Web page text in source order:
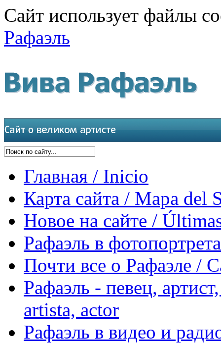
Сайт использует файлы
Рафаэль
Главная / Inicio
Карта сайта / Mapa del
Новое на сайте /
Рафаэль в
Почти все о Рафаэле /
Рафаэль - певец,
artista, actor
Рафаэль в видео и